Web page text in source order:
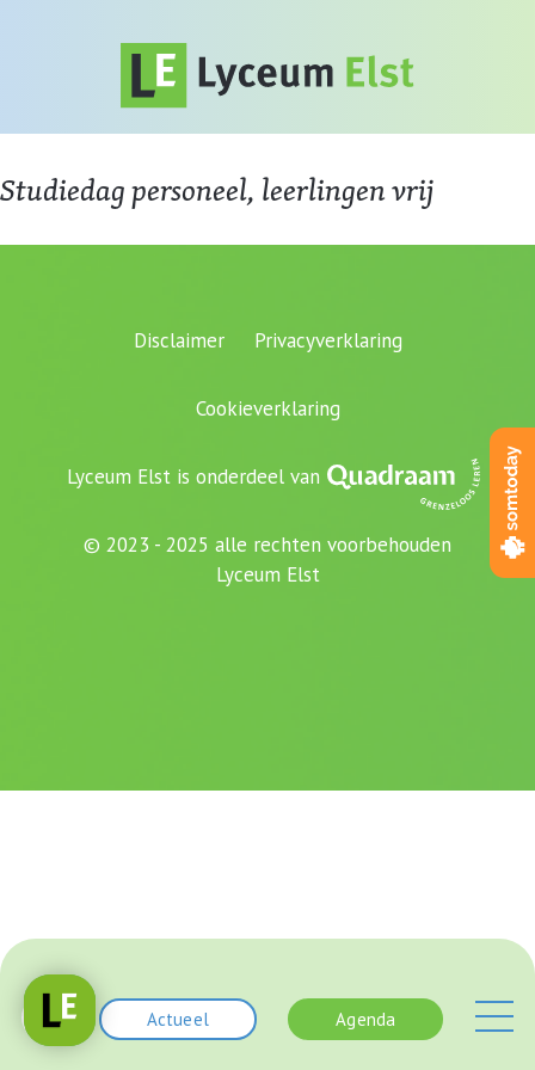
Actueel Agenda
Studiedag personeel, leerlingen vrij
Disclaimer Privacyverklaring
Cookieverklaring
Lyceum Elst is onderdeel van
© 2023 - 2025 alle rechten voorbehouden
Lyceum Elst